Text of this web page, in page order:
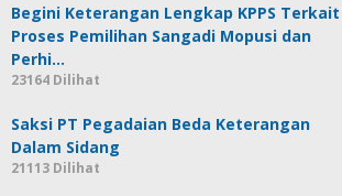
Begini Keterangan Lengkap KPPS Terkait
Proses Pemilihan Sangadi Mopusi dan
Perhi…
23164 Dilihat
Saksi PT Pegadaian Beda Keterangan
Dalam Sidang
21113 Dilihat